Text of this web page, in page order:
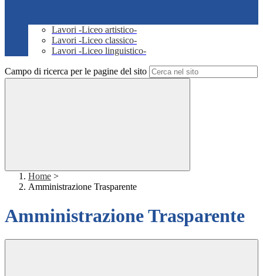
Lavori -Liceo artistico-
Lavori -Liceo classico-
Lavori -Liceo linguistico-
Campo di ricerca per le pagine del sito
Home >
Amministrazione Trasparente
Amministrazione Trasparente